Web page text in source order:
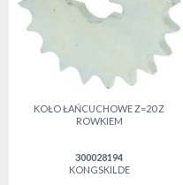
KOŁO ŁAŃCUCHOWE Z=20 Z
ROWKIEM
300028194
KONGSKILDE